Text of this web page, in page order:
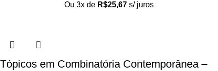
Ou 3x de R$25,67 s/ juros
Tópicos em Combinatória Contemporânea –